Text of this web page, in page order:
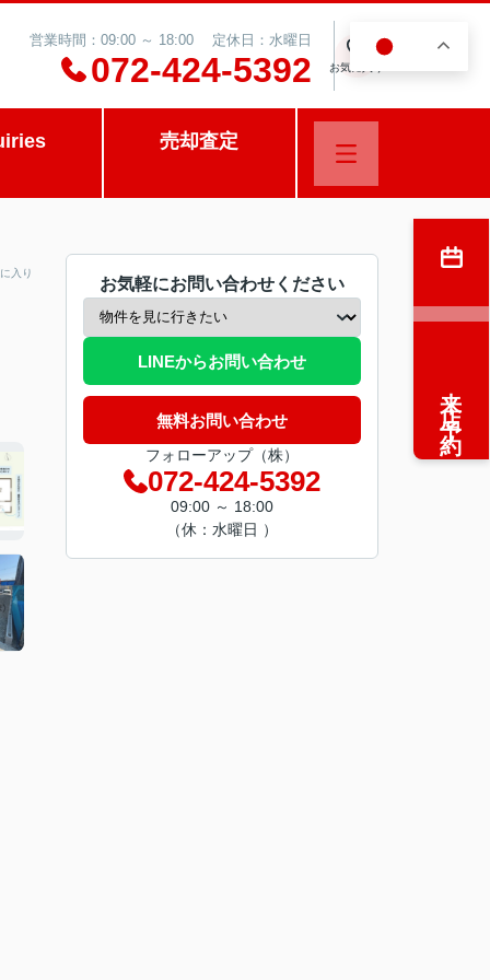
営業時間：09:00 ～ 18:00 定休日：水曜日
072-424-5392 お気に入り
売却査定
入り
お気軽にお問い合わせください
LINEからお問い合わせ
無料お問い合わせ
フォローアップ（株）
072-424-5392
09:00 ～ 18:00
（休：水曜日 ）
来店予約